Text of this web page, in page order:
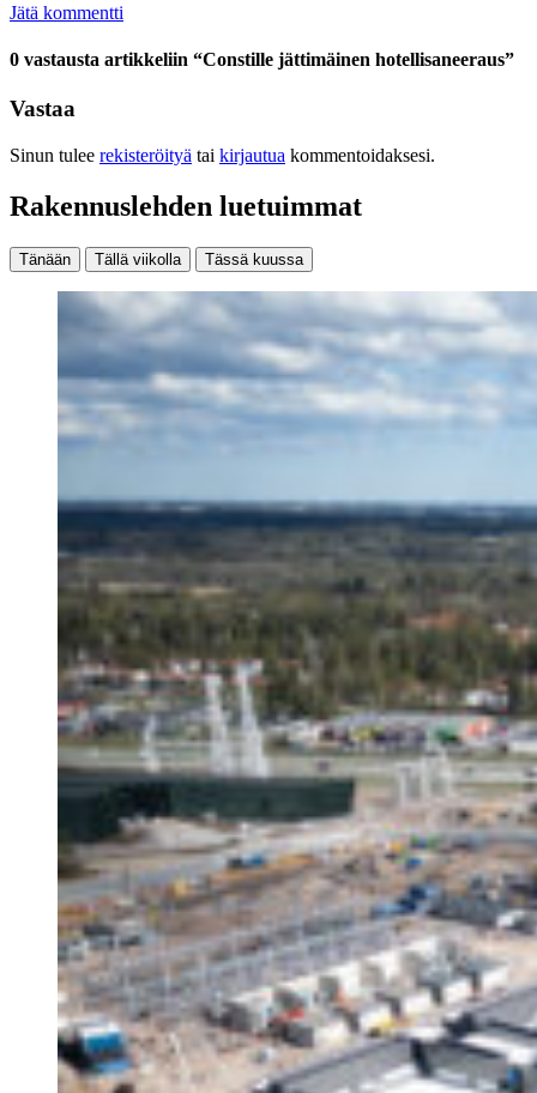
Jätä kommentti
0 vastausta artikkeliin “Constille jättimäinen hotellisaneeraus”
Vastaa
Sinun tulee rekisteröityä tai kirjautua kommentoidaksesi.
Rakennuslehden luetuimmat
Tänään Tällä viikolla Tässä kuussa